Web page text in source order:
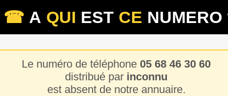
☎ A QUI EST CE NUMERO
Le numéro de téléphone 05 68 46 30 60
distribué par inconnu
est absent de notre annuaire.